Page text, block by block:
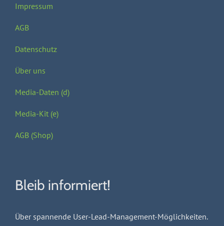
Impressum
AGB
Datenschutz
Über uns
Media-Daten (d)
Media-Kit (e)
AGB (Shop)
Bleib informiert!
Über spannende User-Lead-Management-Möglichkeiten.